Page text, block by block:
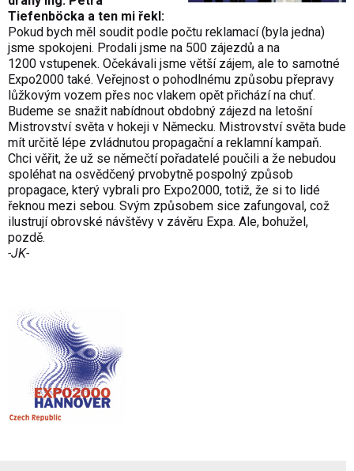
Tiefenböcka a ten mi řekl:
Pokud bych měl soudit podle počtu reklamací (byla jedna)
jsme spokojeni. Prodali jsme na 500 zájezdů a na
1200 vstupenek. Očekávali jsme větší zájem, ale to samotné
Expo2000 také. Veřejnost o pohodlnému způsobu přepravy
lůžkovým vozem přes noc vlakem opět přichází na chuť.
Budeme se snažit nabídnout obdobný zájezd na letošní
Mistrovství světa v hokeji v Německu. Mistrovství světa bude
mít určitě lépe zvládnutou propagační a reklamní kampaň.
Chci věřit, že už se němečtí pořadatelé poučili a že nebudou
spoléhat na osvědčený prvobytně pospolný způsob
propagace, který vybrali pro Expo2000, totiž, že si to lidé
řeknou mezi sebou. Svým způsobem sice zafungoval, což
ilustrují obrovské návštěvy v závěru Expa. Ale, bohužel,
pozdě.
-JK-